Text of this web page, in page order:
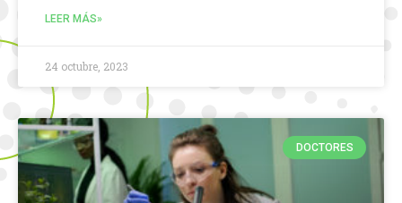
LEER MÁS»
24 octubre, 2023
DOCTORES